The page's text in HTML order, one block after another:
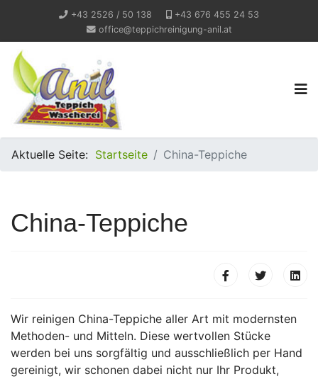
+43 2526 / 50 138
+43 676 455 24 53
office@teppichreinigung-anil.at
Aktuelle Seite: Startseite China-Teppiche
China-Teppiche
Wir reinigen China-Teppiche aller Art mit modernsten
Methoden- und Mitteln. Diese wertvollen Stücke
werden bei uns sorgfältig und ausschließlich per Hand
gereinigt, wir schonen dabei nicht nur Ihr Produkt,